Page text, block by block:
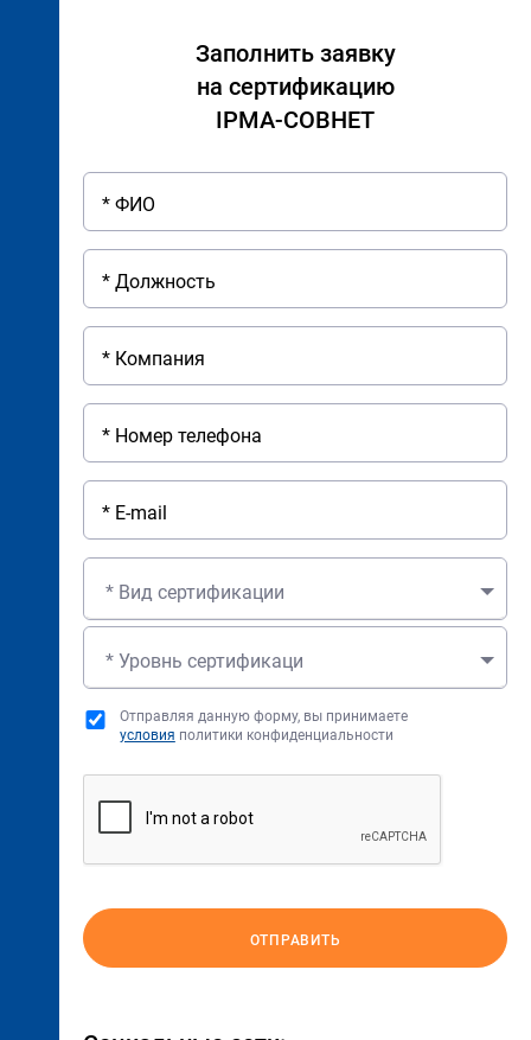
Заполнить заявку
на сертификацию
IPMA-СОВНЕТ
* Вид сертификации
* Уровнь сертификаци
Отправляя данную форму, вы принимаете
условия политики конфиденциальности
ОТПРАВИТЬ